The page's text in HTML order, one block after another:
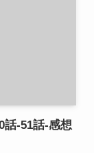
話-51話-感想